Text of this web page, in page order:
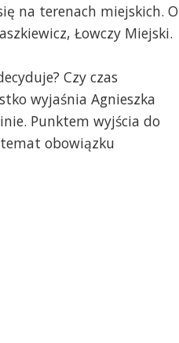
na terenach miejskich. O
Łowczy Miejski.
Czy czas
wyjaśnia Agnieszka
Punktem wyjścia do
obowiązku